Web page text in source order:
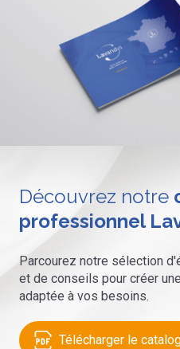
Découvrez notre
professionnel
Parcourez notre sélection
et de conseils pour créer
adaptée à vos besoins.
Télécharger le